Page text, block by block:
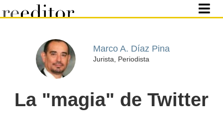
Marco A. Díaz Pina
Jurista, Periodista
La "magia" de Twitter